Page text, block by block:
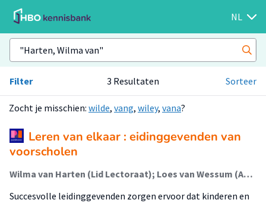
NL
Filter 3 Resultaten Sorteer
Zocht je misschien: wilde, vang, wiley, vana?
Leren van elkaar : eidinggevenden van
voorscholen
Wilma van Harten (Lid Lectoraat); Loes van Wessum (Associate Lector)
Succesvolle leidinggevenden zorgen ervoor dat kinderen en